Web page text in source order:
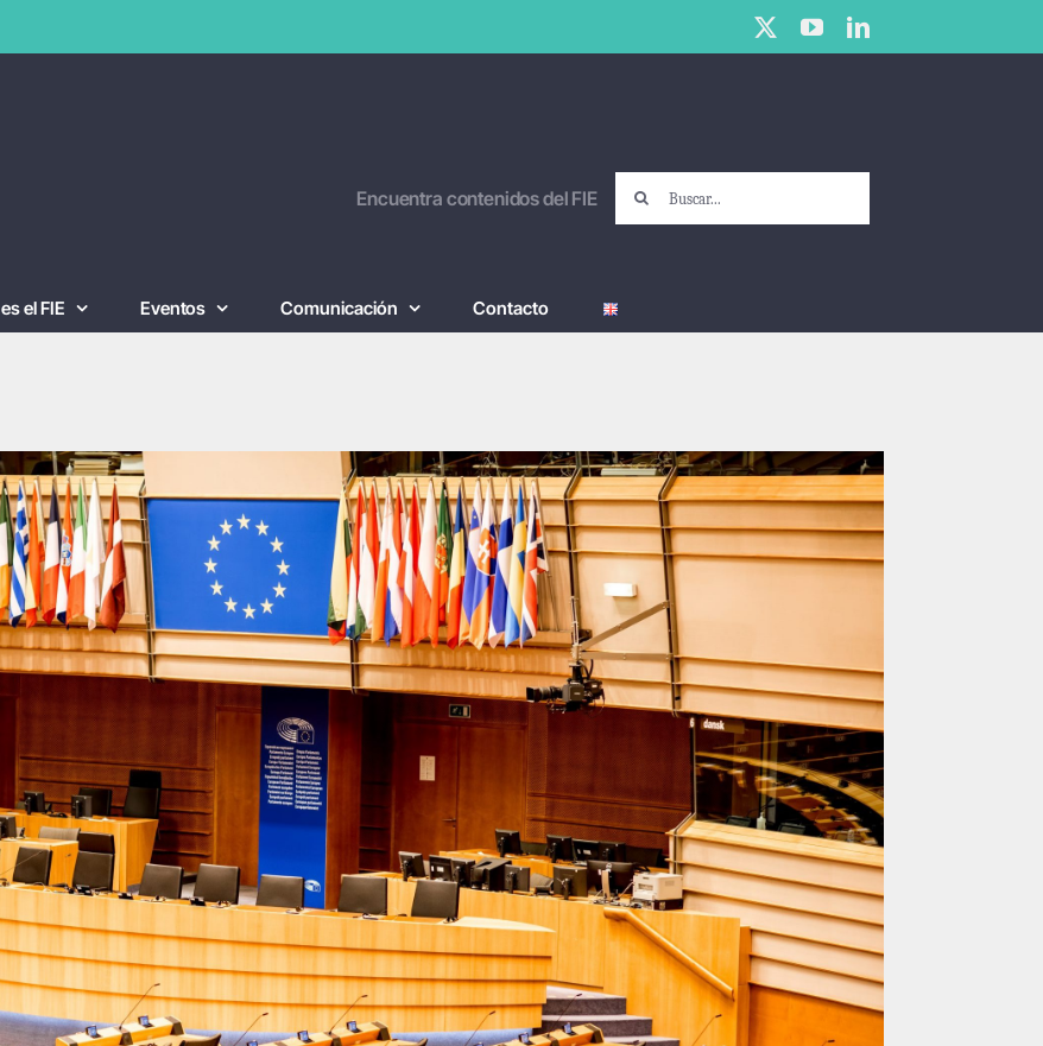
X YouTubeLinkedIn
Encuentra contenidos del FIE
el FIE Eventos Comunicación Contacto